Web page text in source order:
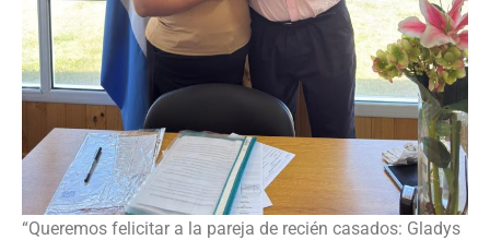
“Queremos felicitar a la pareja de recién casados: Gladys